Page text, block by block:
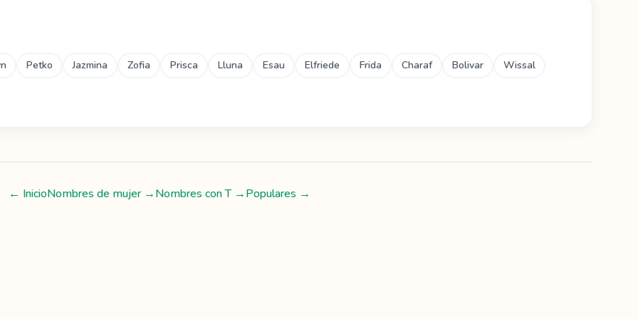
Petko Jazmina Zofia Prisca Lluna Esau Elfriede Frida Charaf Bolivar Wissal
← InicioNombres de mujer→Nombres conT→Populares →